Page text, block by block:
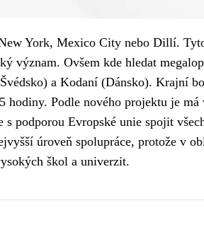
York, Mexico City nebo Dillí.
význam. Ovšem kde hledat
a Kodaní (Dánsko). Krajní
hodiny. Podle nového projektu je
podporou Evropské unie spojit
úroveň spolupráce, protože v
škol a univerzit.